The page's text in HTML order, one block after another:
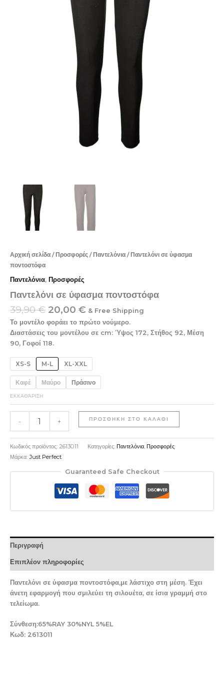
Αρχική σελίδα / Προσφορές / Παντελόνια / Παντελόνι σε ύφασμα
ποντοστόφα
Παντελόνια, Προσφορές
Παντελόνι σε ύφασμα ποντοστόφα
39,90€ 20,00 € & Free Shipping
Το μοντέλο φοράει το πρώτο νούμερο.
Διαστάσεις του μοντέλου σε cm: Ύψος 172, Στήθος 92, Μέση
90, Γοφοί 118.
XS-S M-L XL-XXL
Καφέ Μαύρο Πράσινο
ΕΚΚΑΘΆΡΙΣΗ
- + ΠΡΟΣΘΉΚΗ ΣΤΟ ΚΑΛΆΘΙ
Κωδικός προϊόντος: 2613011 Κατηγορίες: Παντελόνια Προσφορές
Μάρκα: Just Perfect
Guaranteed Safe Checkout
Περιγραφή
Επιπλέον πληροφορίες
Παντελόνι σε ύφασμα ποντοστόφα,με λάστιχο στη μέση. Έχει
άνετη εφαρμογή που σμιλεύει τη σιλουέτα, σε ίσια γραμμή στο
τελείωμα.
Σύνθεση:65%RAY 30%NYL 5%EL
Κωδ: 2613011